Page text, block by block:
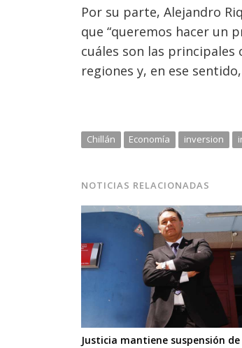
Por su parte, Alejandro
que “queremos hacer un
cuáles son las
regiones y, en ese
Chillán Economía inversion
NOTICIAS RELACIONADAS
Justicia mantiene suspensión de